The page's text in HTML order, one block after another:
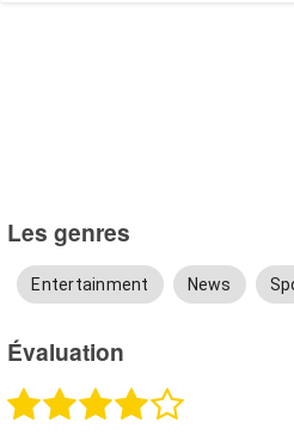
Les genres
Entertainment News
Évaluation